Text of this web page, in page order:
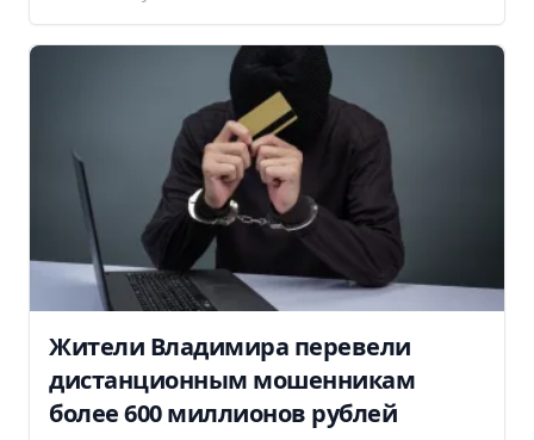
Жители Владимира перевели
дистанционным мошенникам
более 600 миллионов рублей